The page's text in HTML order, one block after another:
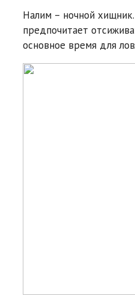
Налим – ночной
предпочитает
основное время для